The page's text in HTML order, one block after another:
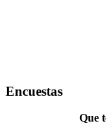
Encuestas
Que